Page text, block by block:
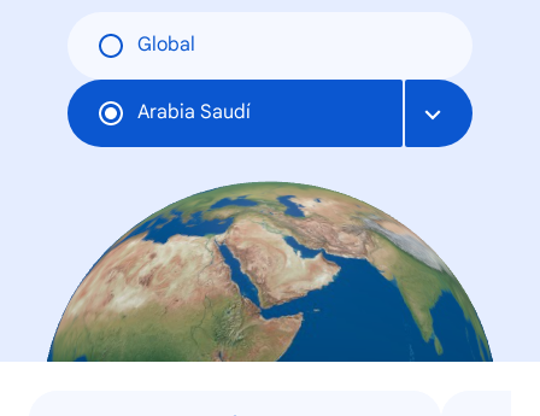
Global
Arabia Saudí